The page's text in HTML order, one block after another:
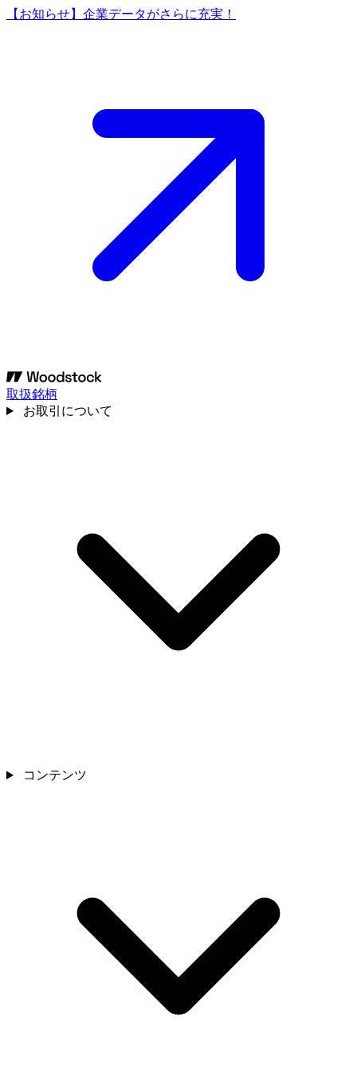
【お知らせ】企業データがさらに充実！
取扱銘柄
お取引について
コンテンツ